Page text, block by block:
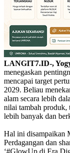
LANGIT7.ID-,
menegaskan
mencapai target
2029. Beliau
alam secara lebih
nilai tambah produk,
lebih banyak dan
Hal ini disampaikan
Perdagangan dan
‘#GlowUp di Era